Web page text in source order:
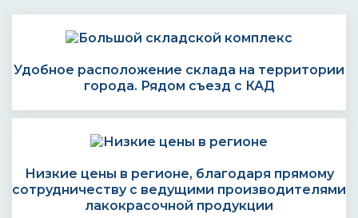
Удобное расположение склада на территории
города. Рядом съезд с КАД
Низкие цены в регионе, благодаря прямому
сотрудничеству с ведущими производителями
лакокрасочной продукции